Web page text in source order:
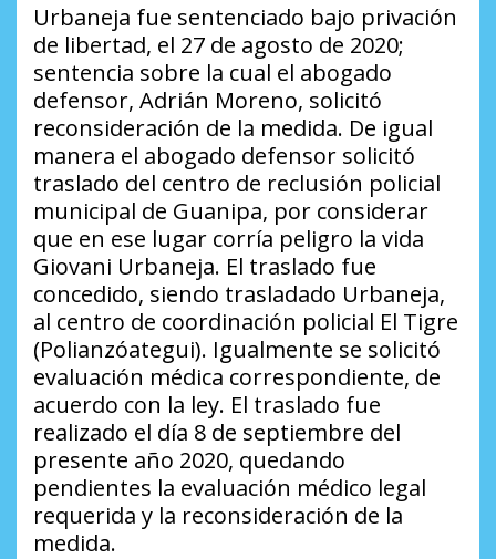
Urbaneja fue sentenciado bajo privación
de libertad, el 27 de agosto de 2020;
sentencia sobre la cual el abogado
defensor, Adrián Moreno, solicitó
reconsideración de la medida. De igual
manera el abogado defensor solicitó
traslado del centro de reclusión policial
municipal de Guanipa, por considerar
que en ese lugar corría peligro la vida
Giovani Urbaneja. El traslado fue
concedido, siendo trasladado Urbaneja,
al centro de coordinación policial El Tigre
(Polianzóategui). Igualmente se solicitó
evaluación médica correspondiente, de
acuerdo con la ley. El traslado fue
realizado el día 8 de septiembre del
presente año 2020, quedando
pendientes la evaluación médico legal
requerida y la reconsideración de la
medida.